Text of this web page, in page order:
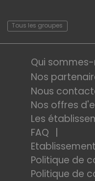
Tous les groupes
Qui
Nos
Nous
Nos offres
Les
FAQ
Politique de
Politique de